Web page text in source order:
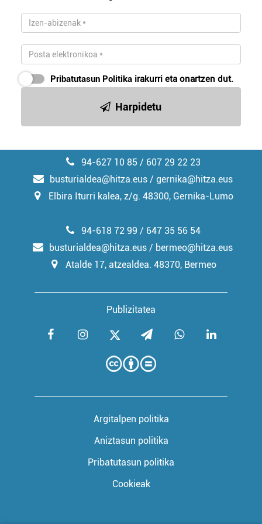
Pribatutasun Politika irakurri eta onartzen dut.
Harpidetu
94-627 10 85 / 607 29 22 23
busturialdea@hitza.eus / gernika@hitza.eus
Elbira Iturri kalea, z/g. 48300, Gernika-Lumo
Publizitatea
94-618 72 99 / 647 35 56 54
busturialdea@hitza.eus / bermeo@hitza.eus
Atalde 17, atzealdea. 48370, Bermeo
Argitalpen politika
Aniztasun politika
Pribatutasun politika
Cookieak